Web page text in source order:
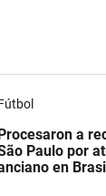
Procesaron a
Paulo por
en